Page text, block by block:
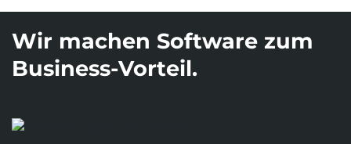
Wir machen Software zum
Business-Vorteil.